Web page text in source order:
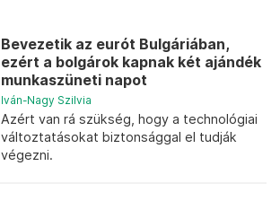
Bevezetik az eurót Bulgáriában,
ezért a bolgárok kapnak két ajándék
munkaszüneti napot
Iván-Nagy Szilvia
Azért van rá szükség, hogy a technológiai
változtatásokat biztonsággal el tudják
végezni.